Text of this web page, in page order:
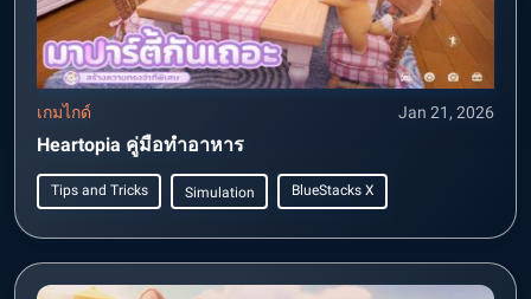
เกมไกด์ Jan 21, 2026
Heartopia คู่มือทำอาหาร
Tips and Tricks Simulation BlueStacks X